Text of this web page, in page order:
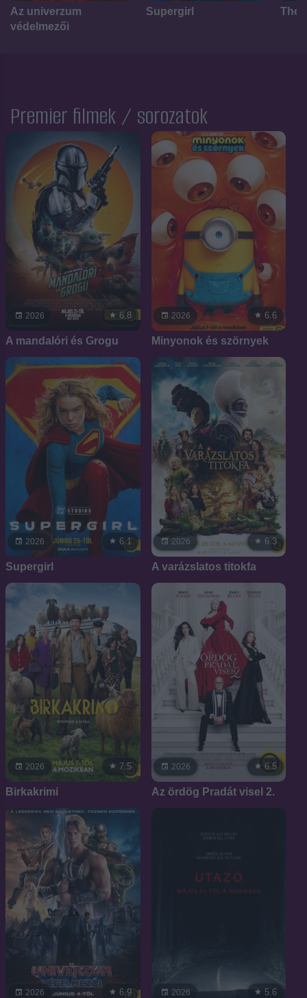
Az univerzum
védelmezői
Supergirl The
Premier filmek / sorozatok
2026 6.8
A mandalóri és Grogu
2026 6.6
Minyonok és szörnyek
2026 6.1
Supergirl
2026 6.3
A varázslatos titokfa
2026 7.5
Birkakrimi
2026 6.5
Az ördög Pradát visel 2.
2026 6.9 2026 5.6